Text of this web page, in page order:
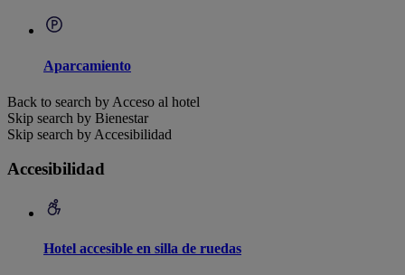
Aparcamiento
Back to search by Acceso al hotel
Skip search by Bienestar
Skip search by Accesibilidad
Accesibilidad
Hotel accesible en silla de ruedas